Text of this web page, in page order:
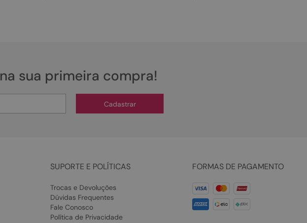
na sua primeira compra!
Cadastrar
SUPORTE E POLÍTICAS
Trocas e Devoluções
Dúvidas Frequentes
Fale Conosco
Política de Privacidade
FORMAS DE PAGAMENTO